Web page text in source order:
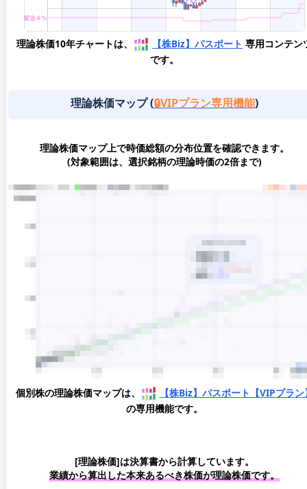
理論株価10年チャートは、 【株Biz】パスポート 専用コンテン
です。
理論株価マップ (🔒VIPプラン専用機能)
理論株価マップ上で時価総額の分布位置を確認できます。
(対象範囲は、選択銘柄の理論時価の2倍まで)
個別株の理論株価マップは、
【株Biz】パスポート【VIPプラン
の専用機能です。
[理論株価]は決算書から計算しています。
業績から算出した本来あるべき株価が理論株価です。